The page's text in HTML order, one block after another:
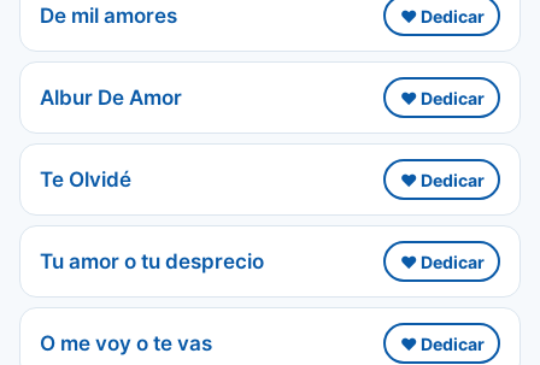
De mil amores ❤️ Dedicar
Albur De Amor ❤️ Dedicar
Te Olvidé ❤️ Dedicar
Tu amor o tu desprecio ❤️ Dedicar
O me voy o te vas ❤️ Dedicar